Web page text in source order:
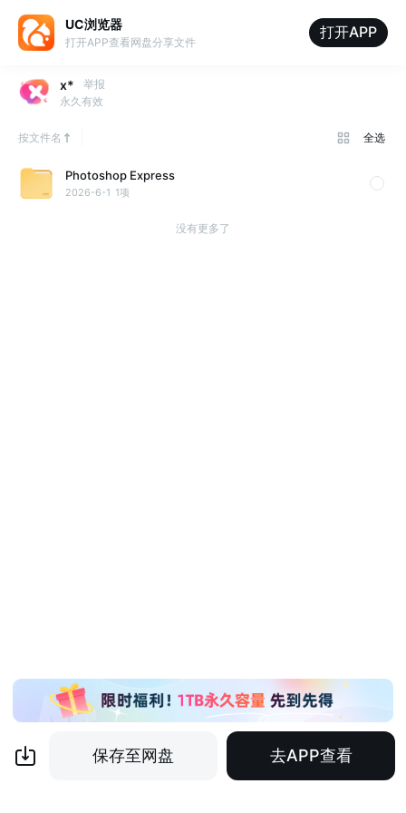
UC浏览器
打开APP查看网盘分享文件
打开APP
x*
举报
永久有效
按文件名 全选
Photoshop Express
2026-6-1 1项
没有更多了
保存至网盘 去APP查看